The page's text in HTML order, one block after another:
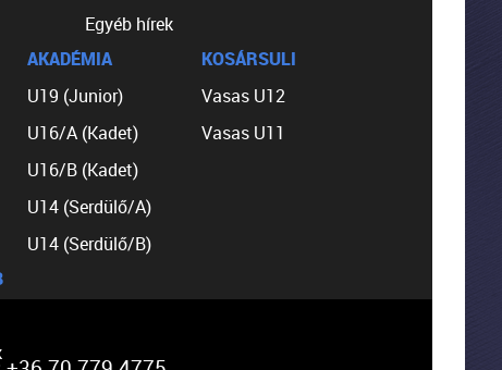
Egyéb hírek
AKADÉMIA
U19 (Junior)
U16/A (Kadet)
U16/B (Kadet)
U14 (Serdülő/A)
U14 (Serdülő/B)
KOSÁRSULI
Vasas U12
Vasas U11